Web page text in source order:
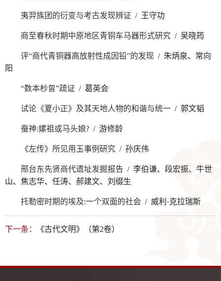
夷羿族团的衍变与考古发现辨证 / 王守功
商至春秋时期中原地区青铜车马器形式研究 / 吴晓筠
评“商代青铜器高放射性成因铅”的发现 / 朱炳泉、常向
阳
“数本杪曶”疏证 / 葛英会
试论《夏小正》及其天地人物的和谐与统一 / 郭文韬
蚕神:嫘祖或马头娘? / 游修龄
《左传》所见用玉事例研究 / 孙庆伟
邢台东先贤商代遗址发掘报告 / 李伯谦、段宏振、牛世
山、焦志华、任涛、郝建文、刘缀生
托勒密时期的埃及:一个双面的社会 / 威利·克拉瑞斯
下一条： 《古代文明》（第2卷）